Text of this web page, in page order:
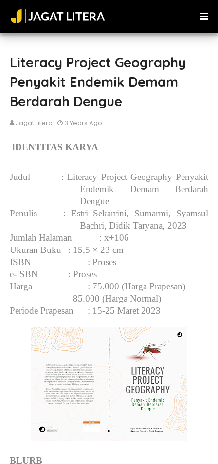
Literacy Project Geography
Penyakit Endemik Demam
Berdarah Dengue
Jagat Litera 3 Years Ago
IDENTITAS KARYA
Judul
: Literacy Project Geography Penyakit
Endemik Demam Berdarah
Dengue
Penulis
: Estri Sekarrini, Sumarmi, Syamsul
Bachri, Didik Taryana, 2023
Jumlah Halaman
: x+106
Ukuran Buku
: 15,5 × 23 cm
ISBN
: Proses
e-ISBN
: Proses
Harga
: 75.000 (Harga Prapesan)
85.000 (Harga Normal)
Periode Prapesan
: 15-25 Maret 2023
BLURB